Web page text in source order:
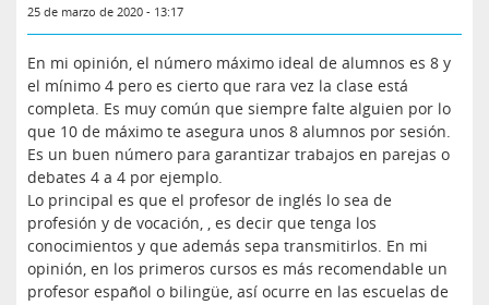
25 de marzo de 2020 - 13:17
En mi opinión, el número máximo ideal de alumnos es 8 y
el mínimo 4 pero es cierto que rara vez la clase está
completa. Es muy común que siempre falte alguien por lo
que 10 de máximo te asegura unos 8 alumnos por sesión.
Es un buen número para garantizar trabajos en parejas o
debates 4 a 4 por ejemplo.
Lo principal es que el profesor de inglés lo sea de
profesión y de vocación, , es decir que tenga los
conocimientos y que además sepa transmitirlos. En mi
opinión, en los primeros cursos es más recomendable un
profesor español o bilingüe, así ocurre en las escuelas de